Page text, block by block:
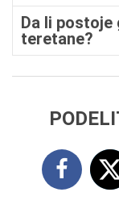
Da li postoje
teretane?